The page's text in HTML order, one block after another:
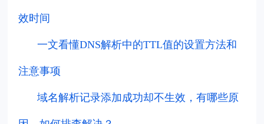
效时间
一文看懂DNS解析中的TTL值的设置方法和
注意事项
域名解析记录添加成功却不生效，有哪些原